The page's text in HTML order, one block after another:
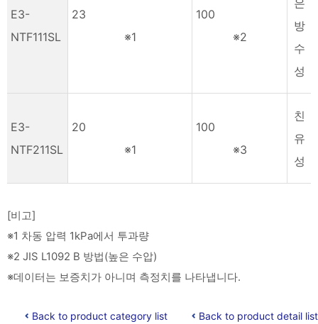
E3-
NTF111SL
23
※1
100
※2
방
수
성
E3-
NTF211SL
20
※1
100
※3
친
유
성
[비고]
※1 차동 압력 1kPa에서 투과량
※2 JIS L1092 B 방법(높은 수압)
※데이터는 보증치가 아니며 측정치를 나타냅니다.
Back to product category list Back to product detail list